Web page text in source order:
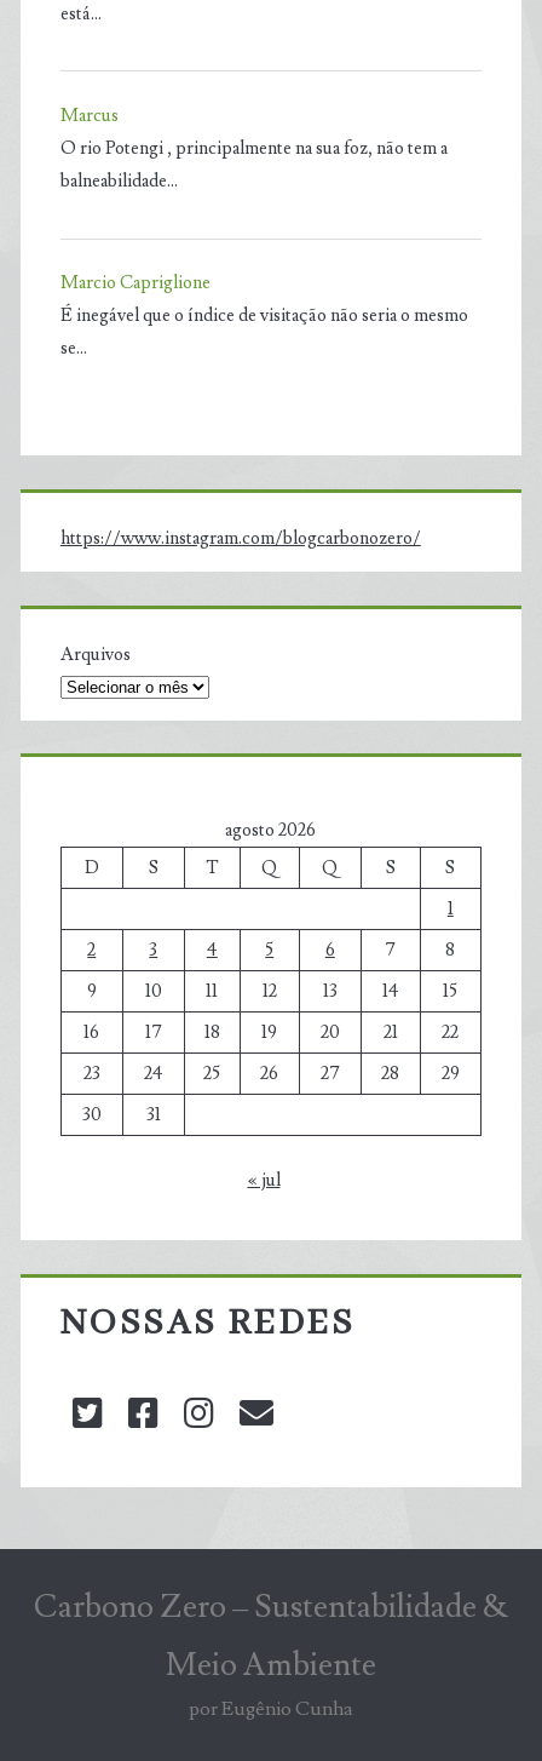
está…
Marcus
O rio Potengi , principalmente na sua foz, não tem a
balneabilidade…
Marcio Capriglione
É inegável que o índice de visitação não seria o mesmo
se…
https://www.instagram.com/blogcarbonozero/
Arquivos
agosto 2026
D
S T Q Q S
S
1
2
3 4 5 6 7
8
9
10 11 12 13 14
15
16
17 18 19 20 21
22
23
24 25 26 27 28
29
30
31
« jul
NOSSAS REDES
twitterfacebookinstagram
Carbono Zero – Sustentabilidade &
Meio Ambiente
por Eugênio Cunha